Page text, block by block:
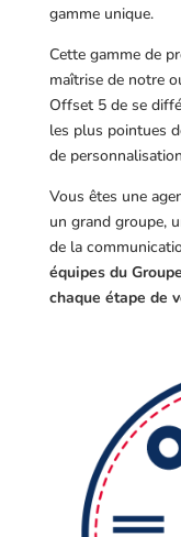
gamme unique.
Cette gamme de
maîtrise de notre
Offset 5 de se
les plus pointues
de
Vous êtes une
un grand groupe,
de la
équipes du
chaque étape de